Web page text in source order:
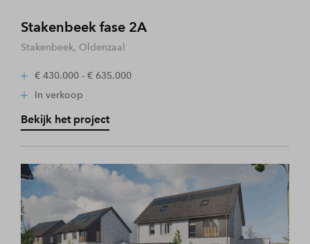
Stakenbeek fase 2A
Stakenbeek, Oldenzaal
€ 430.000 - € 635.000
In verkoop
Bekijk het project